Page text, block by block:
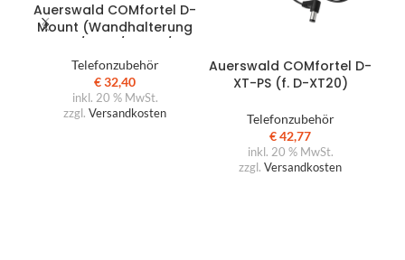
Auerswald COMfortel D-
Mount (Wandhalterung
210/D-400)
Telefonzubehör
€32,40
inkl. 20 % MwSt.
zzgl. Versandkosten
Auerswald COMfortel D-
XT-PS (f. D-XT20)
Telefonzubehör
€42,77
inkl. 20 % MwSt.
zzgl. Versandkosten